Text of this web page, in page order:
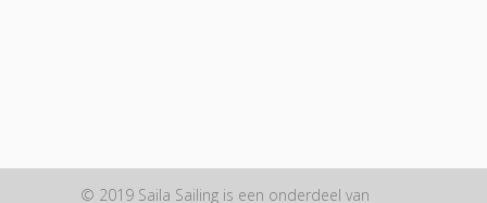
© 2019 Saila Sailing is een onderdeel van